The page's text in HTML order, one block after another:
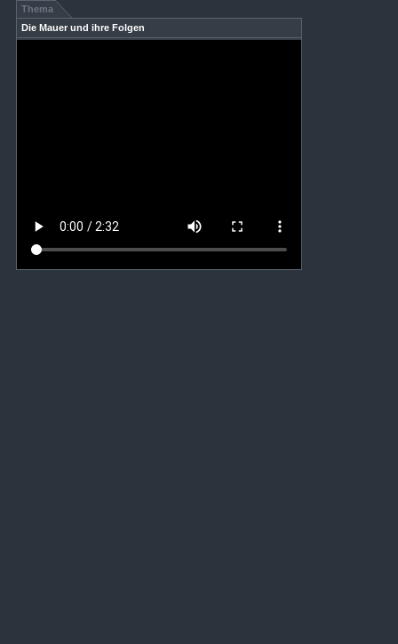
Thema
Die Mauer und ihre Folgen